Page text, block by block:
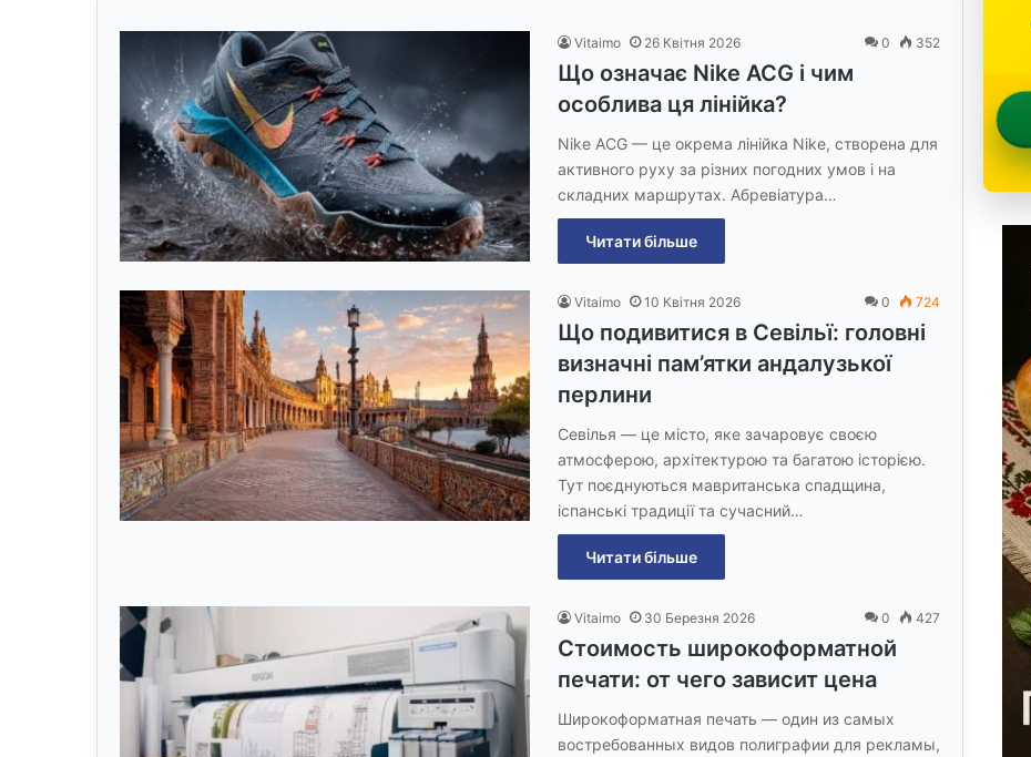
Vitaimo 26 Квітня 2026 0 352
Що означає Nike ACG і чим
особлива ця лінійка?
Nike ACG — це окрема лінійка Nike, створена для
активного руху за різних погодних умов і на
складних маршрутах. Абревіатура…
Читати більше
Vitaimo 10 Квітня 2026 0 724
Що подивитися в Севільї: головні
визначні пам’ятки андалузької
перлини
Севілья — це місто, яке зачаровує своєю
атмосферою, архітектурою та багатою історією.
Тут поєднуються мавританська спадщина,
іспанські традиції та сучасний…
Читати більше
Vitaimo 30 Березня 2026 0 427
Стоимость широкоформатной
печати: от чего зависит цена
Широкоформатная печать — один из самых
востребованных видов полиграфии для рекламы,